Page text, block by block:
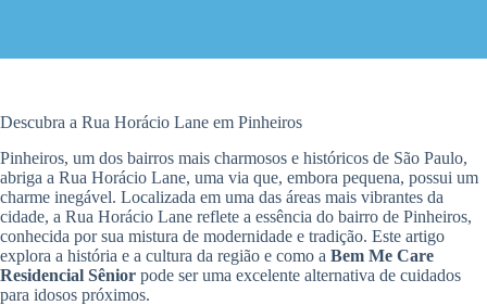
Descubra a Rua Horácio Lane em Pinheiros
Pinheiros, um dos bairros mais charmosos e históricos de São Paulo,
abriga a Rua Horácio Lane, uma via que, embora pequena, possui um
charme inegável. Localizada em uma das áreas mais vibrantes da
cidade, a Rua Horácio Lane reflete a essência do bairro de Pinheiros,
conhecida por sua mistura de modernidade e tradição. Este artigo
explora a história e a cultura da região e como a Bem Me Care
Residencial Sênior pode ser uma excelente alternativa de cuidados
para idosos próximos.